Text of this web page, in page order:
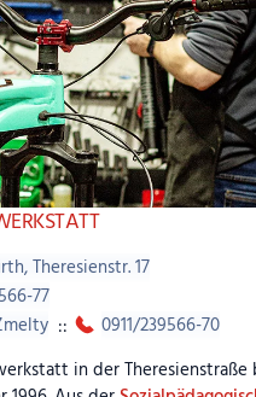
Theresienstr. 17
77
::
0911/239566-70
in der